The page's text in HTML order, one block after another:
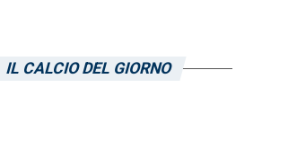
IL CALCIO DEL GIORNO